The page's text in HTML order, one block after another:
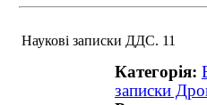
Наукові записки ДДС. 11
Категорія:
записки